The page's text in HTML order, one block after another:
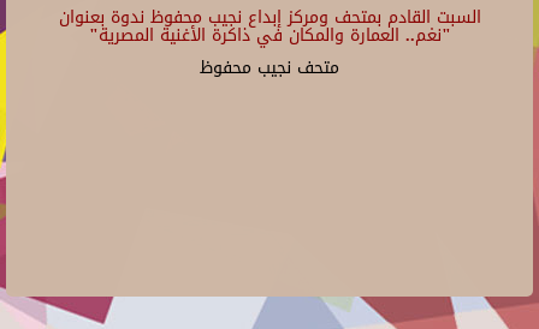
السبت القادم بمتحف ومركز إبداع نجيب محفوظ ندوة بعنوان
"نغم.. العمارة والمكان في ذاكرة الأغنية المصرية"
متحف نجيب محفوظ